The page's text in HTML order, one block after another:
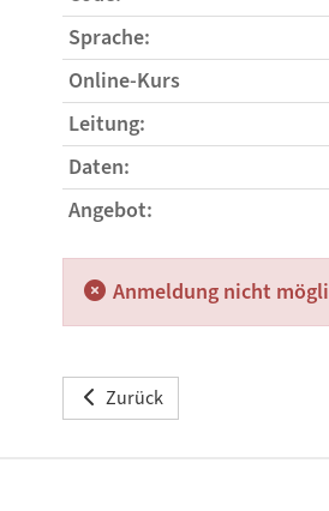
Sprache:
Online-Kurs
Leitung:
Daten:
Angebot:
Anmeldung nicht
Zurück